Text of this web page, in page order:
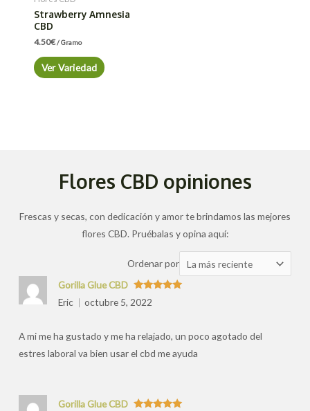
Strawberry Amnesia
CBD
4.50€/ Gramo
Ver Variedad
Flores CBD opiniones
Frescas y secas, con dedicación y amor te brindamos las mejores
flores CBD. Pruébalas y opina aquí:
Ordenar por Ordenar
las
Valorado
con
Gorilla Glue CBD
Eric
octubre 5, 2022
A mi me ha gustado y me ha relajado, un poco agotado del
estres laboral va bien usar el cbd me ayuda
Gorilla Glue CBD